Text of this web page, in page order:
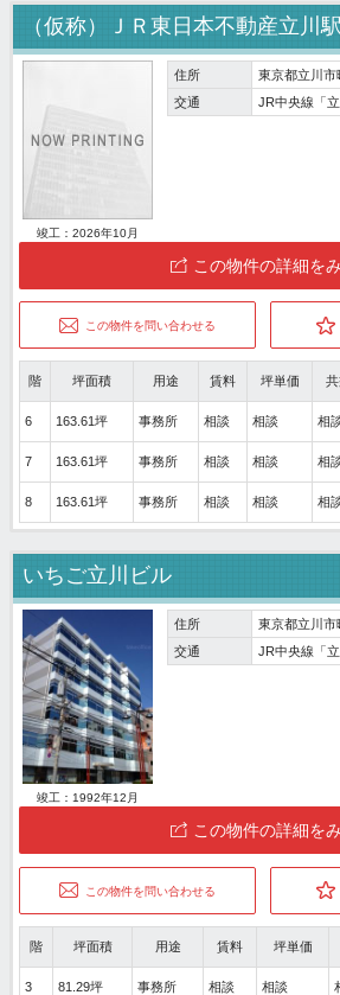
（仮称）ＪＲ東日本不動産立川
竣工：2026年10月
住所
東京都立川市
交通
JR中央線「
この物件の詳細を
この物件を問い合わせる
階 坪面積 用途 賃料 坪単価
6 163.61坪 事務所 相談 相談 相
7 163.61坪 事務所 相談 相談 相
8 163.61坪 事務所 相談 相談 相
いちご立川ビル
竣工：1992年12月
住所
東京都立川市
交通
JR中央線「
この物件の詳細を
この物件を問い合わせる
階 坪面積 用途 賃料 坪単価
3 81.29坪 事務所 相談 相談